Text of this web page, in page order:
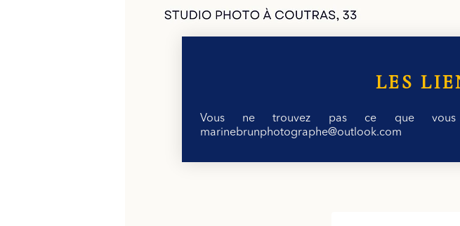
LES
Vous ne trouvez pas ce que vous
marinebrunphotographe@outlook.com